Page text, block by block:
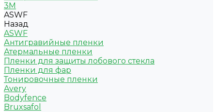
3M
ASWF
Назад
ASWF
Антигравийные пленки
Атермальные пленки
Пленки для защиты лобового стекла
Пленки для фар
Тонировочные пленки
Avery
Bodyfence
Bruxsafol